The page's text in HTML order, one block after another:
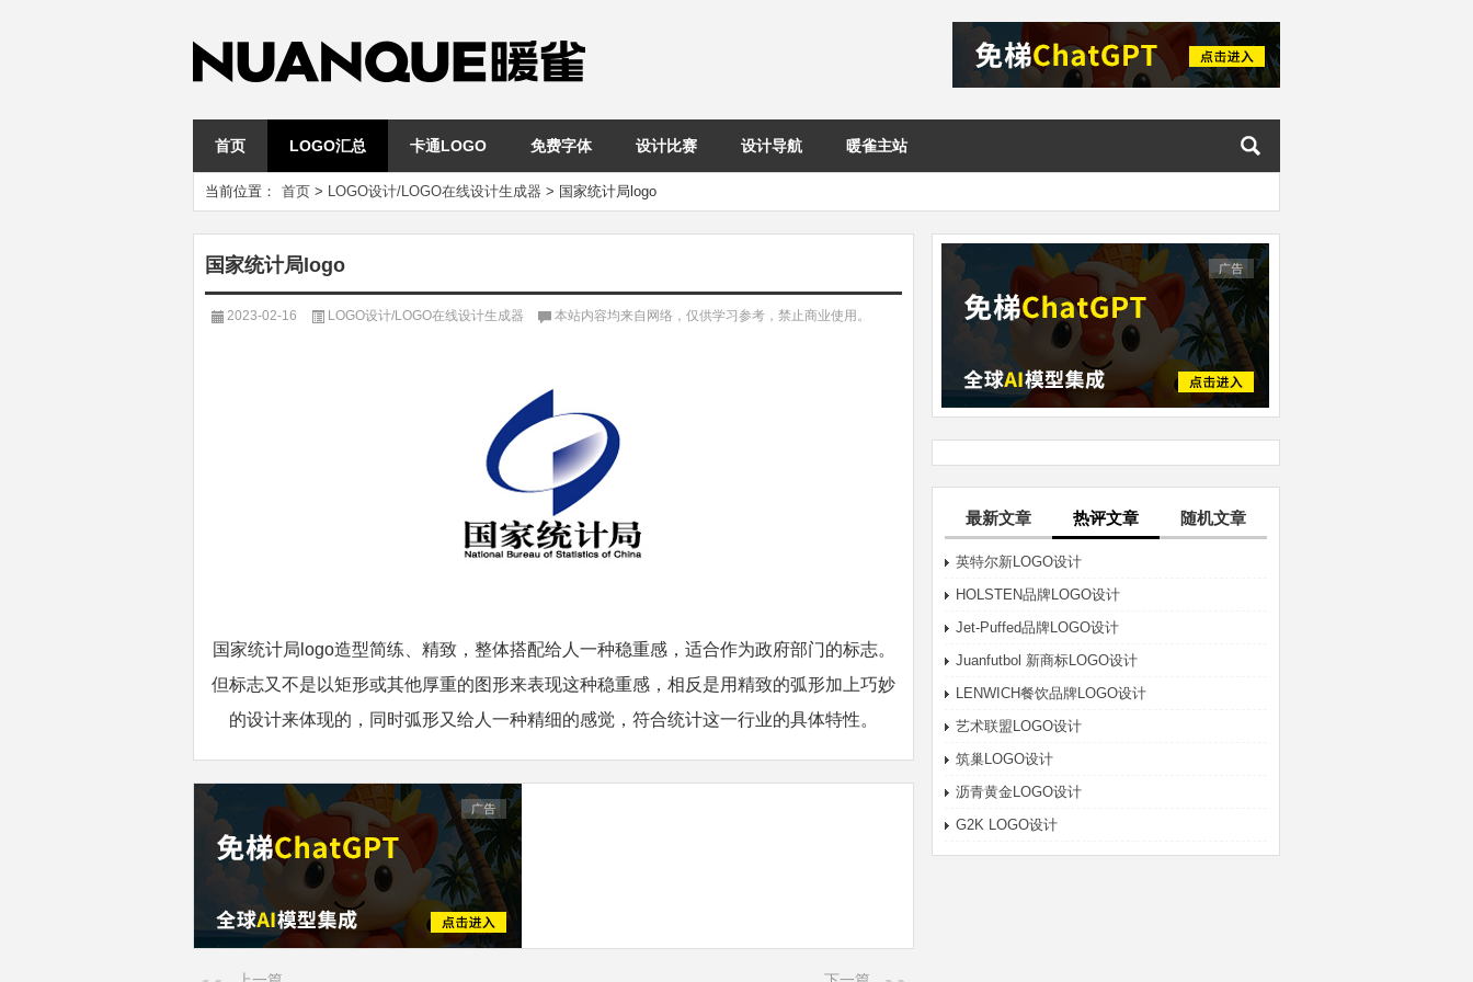
首页 LOGO汇总 卡通LOGO 免费字体 设计比赛 设计导航 暖雀主站
当前位置： 首页 > LOGO设计/LOGO在线设计生成器 > 国家统计局logo
最新文章 热评文章 随机文章
英特尔新LOGO设计
HOLSTEN品牌LOGO设计
Jet-Puffed品牌LOGO设计
Juanfutbol 新商标LOGO设计
LENWICH餐饮品牌LOGO设计
艺术联盟LOGO设计
筑巢LOGO设计
沥青黄金LOGO设计
G2K LOGO设计
国家统计局logo
2023-02-16 LOGO设计/LOGO在线设计生成器 本站内容均来自网络，仅供学习参考，禁止商业使用。
国家统计局logo造型简练、精致，整体搭配给人一种稳重感，适合作为政府部门的标志。
但标志又不是以矩形或其他厚重的图形来表现这种稳重感，相反是用精致的弧形加上巧妙
的设计来体现的，同时弧形又给人一种精细的感觉，符合统计这一行业的具体特性。